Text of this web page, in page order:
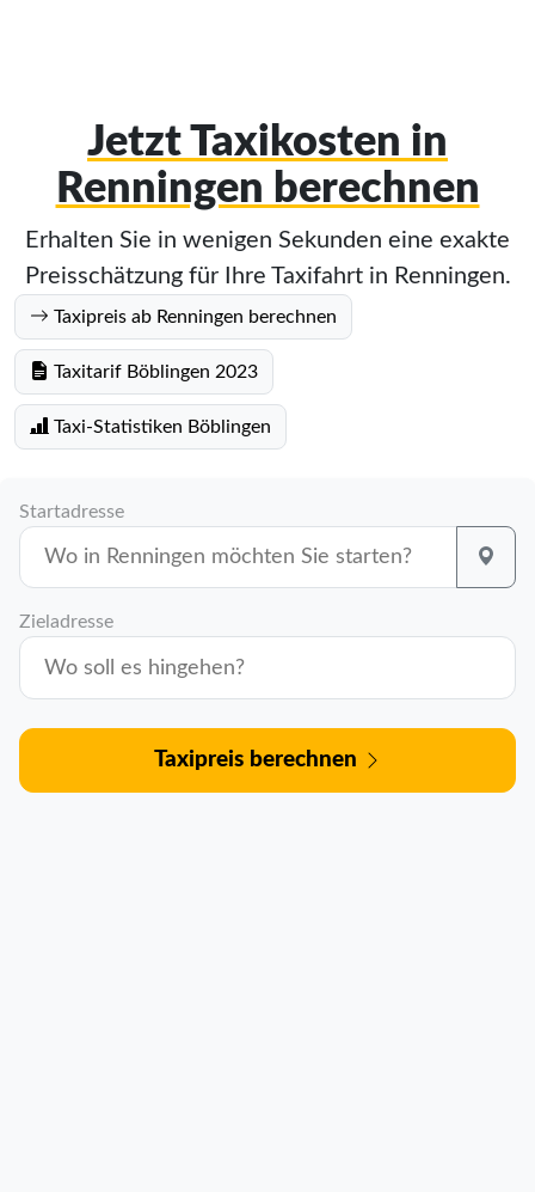
Jetzt Taxikosten in
Renningen berechnen
Erhalten Sie in wenigen Sekunden eine exakte
Preisschätzung für Ihre Taxifahrt in Renningen.
Taxipreis ab Renningen berechnen
Taxitarif Böblingen 2023
Taxi-Statistiken Böblingen
Startadresse
Zieladresse
Taxipreis berechnen